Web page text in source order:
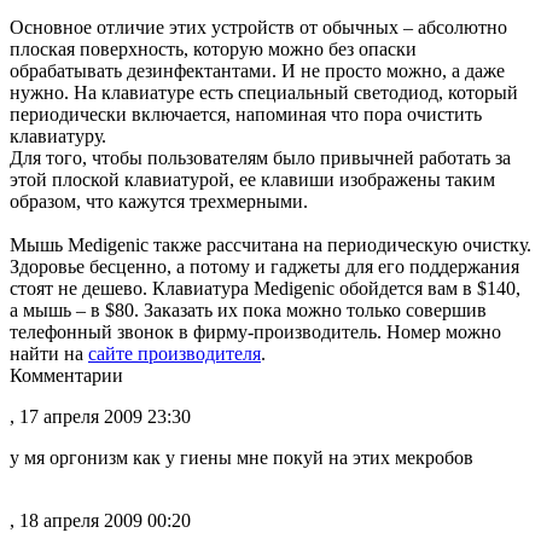
Основное отличие этих устройств от обычных – абсолютно
плоская поверхность, которую можно без опаски
обрабатывать дезинфектантами. И не просто можно, а даже
нужно. На клавиатуре есть специальный светодиод, который
периодически включается, напоминая что пора очистить
клавиатуру.
Для того, чтобы пользователям было привычней работать за
этой плоской клавиатурой, ее клавиши изображены таким
образом, что кажутся трехмерными.
Мышь Medigenic также рассчитана на периодическую очистку.
Здоровье бесценно, а потому и гаджеты для его поддержания
стоят не дешево. Клавиатура Medigenic обойдется вам в $140,
а мышь – в $80. Заказать их пока можно только совершив
телефонный звонок в фирму-производитель. Номер можно
найти на сайте производителя.
Комментарии
, 17 апреля 2009 23:30
у мя оргонизм как у гиены мне покуй на этих мекробов
, 18 апреля 2009 00:20